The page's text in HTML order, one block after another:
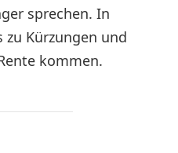
sprechen. In
zu Kürzungen und
kommen.